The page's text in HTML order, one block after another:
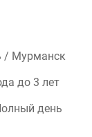
/ Мурманск
до 3 лет
день